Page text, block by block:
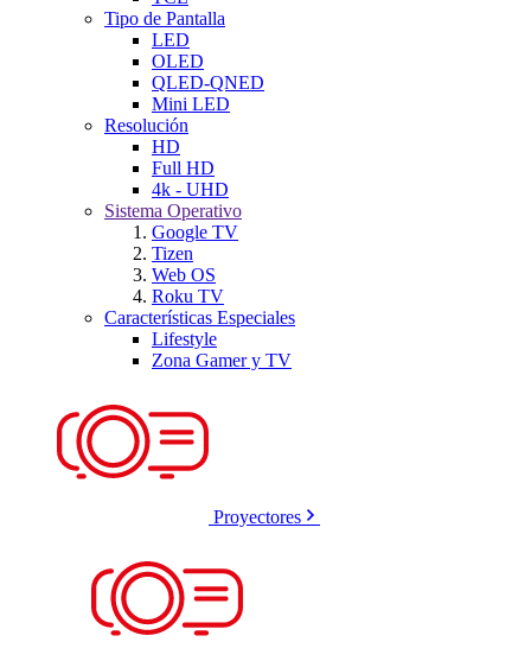
Tipo de Pantalla
LED
OLED
QLED-QNED
Mini LED
Resolución
HD
Full HD
4k - UHD
Sistema Operativo
Google TV
Tizen
Web OS
Roku TV
Características Especiales
Lifestyle
Zona Gamer y TV
Proyectores